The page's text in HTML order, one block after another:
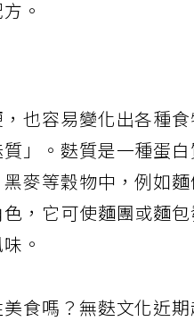
。
也容易變化出各種食
」。麩質是一種蛋白
麥等穀物中，例如
，它可使麵團或麵
。
食嗎？無麩文化近